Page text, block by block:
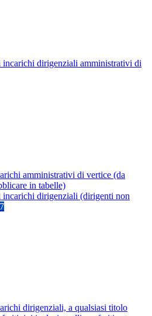
dirigenziali amministrativi di
amministrativi di vertice (da
in tabelle)
dirigenziali (dirigenti non
7
dirigenziali, a qualsiasi titolo